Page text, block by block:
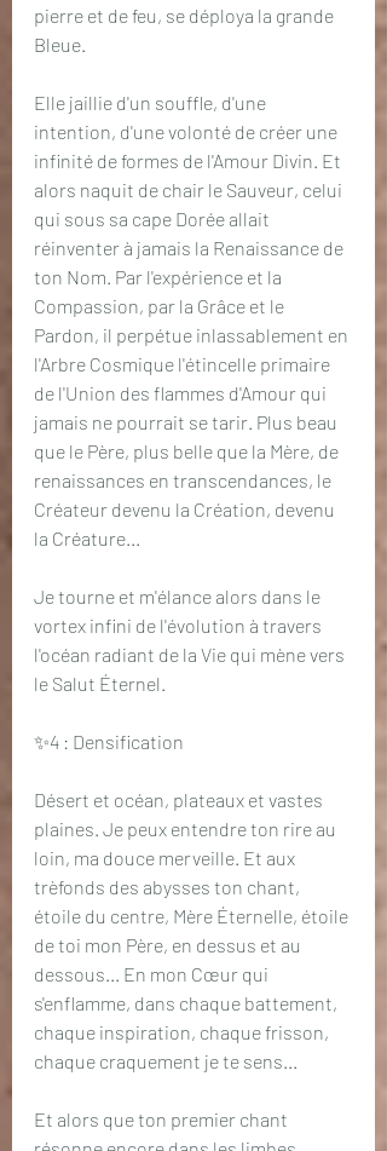
pierre et de feu, se déploya la grande
Bleue.
Elle jaillie d'un souffle, d'une
intention, d'une volonté de créer une
infinité de formes de l'Amour Divin. Et
alors naquit de chair le Sauveur, celui
qui sous sa cape Dorée allait
réinventer à jamais la Renaissance de
ton Nom. Par l'expérience et la
Compassion, par la Grâce et le
Pardon, il perpétue inlassablement en
l'Arbre Cosmique l'étincelle primaire
de l'Union des flammes d'Amour qui
jamais ne pourrait se tarir. Plus beau
que le Père, plus belle que la Mère, de
renaissances en transcendances, le
Créateur devenu la Création, devenu
la Créature...
Je tourne et m'élance alors dans le
vortex infini de l'évolution à travers
l'océan radiant de la Vie qui mène vers
le Salut Éternel.
✨4 : Densification
Désert et océan, plateaux et vastes
plaines. Je peux entendre ton rire au
loin, ma douce merveille. Et aux
trèfonds des abysses ton chant,
étoile du centre, Mère Éternelle, étoile
de toi mon Père, en dessus et au
dessous... En mon Cœur qui
s'enflamme, dans chaque battement,
chaque inspiration, chaque frisson,
chaque craquement je te sens...
Et alors que ton premier chant